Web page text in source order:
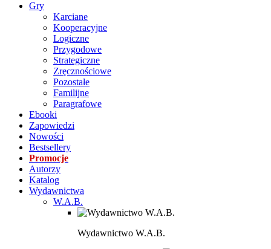
Gry
Karciane
Kooperacyjne
Logiczne
Przygodowe
Strategiczne
Zręcznościowe
Pozostałe
Familijne
Paragrafowe
Ebooki
Zapowiedzi
Nowości
Bestsellery
Promocje
Autorzy
Katalog
Wydawnictwa
W.A.B.
Wydawnictwo W.A.B.